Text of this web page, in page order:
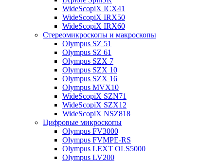
WideScopiX ICX41
WideScopiX IRX50
WideScopiX IRX60
Стереомикроскопы и макроскопы
Olympus SZ 51
Olympus SZ 61
Olympus SZX 7
Olympus SZX 10
Olympus SZX 16
Olympus MVX10
WideScopiX SZN71
WideScopiX SZX12
WideScopiX NSZ818
Цифровые микроскопы
Olympus FV3000
Olympus FVMPE-RS
Olympus LEXT OLS5000
Olympus LV200